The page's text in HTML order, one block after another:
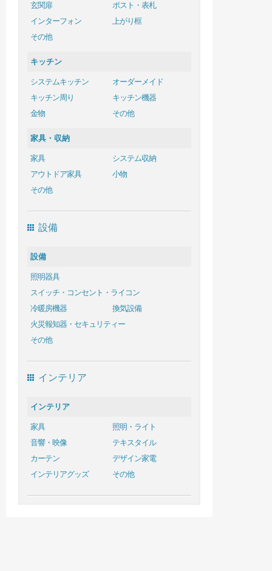
玄関扉
ポスト・表札
インターフォン
上がり框
その他
キッチン
システムキッチン
オーダーメイド
キッチン周り
キッチン機器
金物
その他
家具・収納
家具
システム収納
アウトドア家具
小物
その他
設備
設備
照明器具
スイッチ・コンセント・ライコン
冷暖房機器
換気設備
火災報知器・セキュリティー
その他
インテリア
インテリア
家具
照明・ライト
音響・映像
テキスタイル
カーテン
デザイン家電
インテリアグッズ
その他